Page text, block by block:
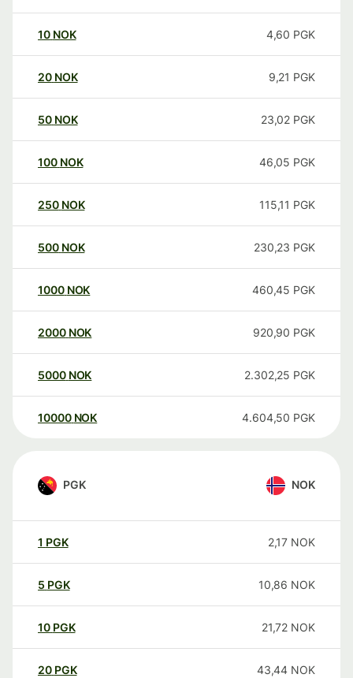
10 NOK 4,60 PGK
20 NOK 9,21 PGK
50 NOK 23,02 PGK
100 NOK 46,05 PGK
250 NOK 115,11 PGK
500 NOK 230,23 PGK
1000 NOK 460,45 PGK
2000 NOK 920,90 PGK
5000 NOK 2.302,25 PGK
10000 NOK 4.604,50 PGK
PGK NOK
1 PGK 2,17 NOK
5 PGK 10,86 NOK
10 PGK 21,72 NOK
20 PGK 43,44 NOK